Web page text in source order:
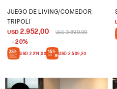
JUEGO DE LIVING/COMEDOR
TRIPOLI
USD 2.952,00 USD 3.690,00
20
USD 2.214,00 USD 2.509,20